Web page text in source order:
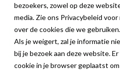
bezoekers, zowel op deze
media. Zie ons Privacybeleid
over de cookies die we gebruiken.
Als je weigert, zal je informatie
bij je bezoek aan deze website.
cookie in je browser geplaatst
Tanknooddouches
FSP-Tech - Tank
L/min - Stainless Steel
ar - Freestanding